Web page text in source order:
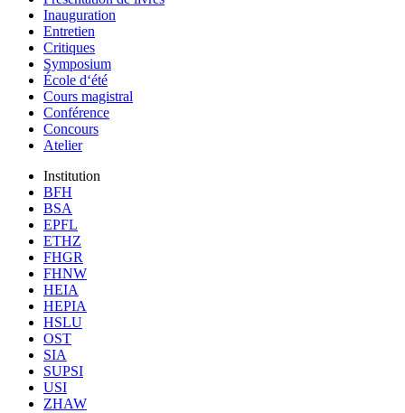
Inauguration
Entretien
Critiques
Symposium
École d‘été
Cours magistral
Conférence
Concours
Atelier
Institution
BFH
BSA
EPFL
ETHZ
FHGR
FHNW
HEIA
HEPIA
HSLU
OST
SIA
SUPSI
USI
ZHAW